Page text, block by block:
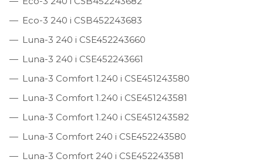
Eco-3 240 i CSB452243683
Luna-3 240 i CSE452243660
Luna-3 240 i CSE452243661
Luna-3 Comfort 1.240 i CSE451243580
Luna-3 Comfort 1.240 i CSE451243581
Luna-3 Comfort 1.240 i CSE451243582
Luna-3 Comfort 240 i CSE452243580
Luna-3 Comfort 240 i CSE452243581